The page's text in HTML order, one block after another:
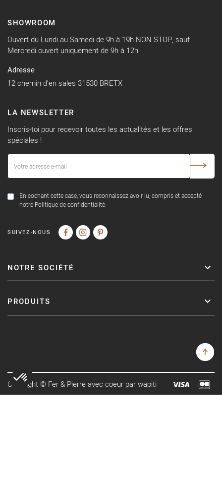
SHOWROOM
Ouvert du Lundi au Samedi de 9h à 19h NON STOP, sauf
Mercredi ouvert uniquement de 9h à 12h
Adresse
12 chemin d'en sales 31530 BRETX
LA NEWSLETTER
Inscris-toi pour recevoir toutes les actualités et les offres
spéciales !
En cochant cette case, vous reconnaissez avoir lu, compris et accepté
notre Politique de confidentialité.
SUIVEZ-NOUS
NOTRE SOCIÉTÉ
PRODUITS
Copyright © Fer & Pierre avec coeur par wapiti